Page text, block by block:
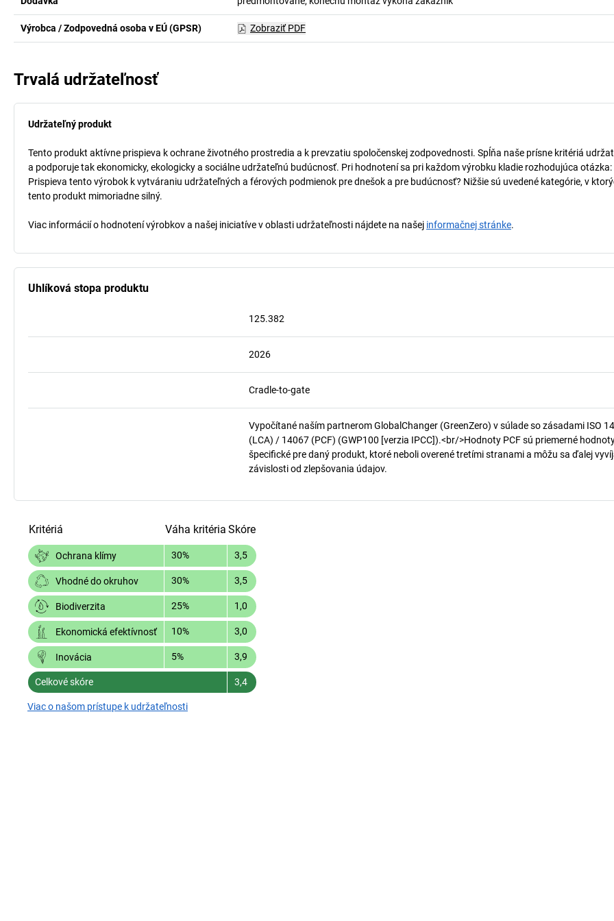
Výrobca / Zodpovedná osoba v EÚ (GPSR) Zobraziť PDF
Trvalá udržateľnosť
Udržateľný produkt
Tento produkt aktívne prispieva k ochrane životného prostredia a k prevzatiu spoločenskej zodpovednosti. Spĺňa naše prísne kritériá
a podporuje tak ekonomicky, ekologicky a sociálne udržateľnú budúcnosť. Pri hodnotení sa pri každom výrobku kladie rozhodujúca otázka:
Prispieva tento výrobok k vytváraniu udržateľných a férových podmienok pre dnešok a pre budúcnosť? Nižšie sú uvedené kategórie, v
tento produkt mimoriadne silný.
Viac informácií o hodnotení výrobkov a našej iniciatíve v oblasti udržateľnosti nájdete na našej informačnej stránke.
Uhlíková stopa produktu
125.382
2026
Cradle-to-gate
Vypočítané naším partnerom GlobalChanger (GreenZero) v súlade so zásadami ISO
(LCA) / 14067 (PCF) (GWP100 [verzia IPCC]).<br/>Hodnoty PCF sú priemerné
špecifické pre daný produkt, ktoré neboli overené tretími stranami a môžu sa ďalej
závislosti od zlepšovania údajov.
Kritériá Váha kritéria Skóre
Ochrana klímy 30% 3,5
Vhodné do okruhov 30% 3,5
Biodiverzita 25% 1,0
Ekonomická efektívnosť 10% 3,0
Inovácia 5% 3,9
Celkové skóre 3,4
Viac o našom prístupe k udržateľnosti